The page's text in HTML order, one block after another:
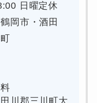
日曜定休
岡市・酒田